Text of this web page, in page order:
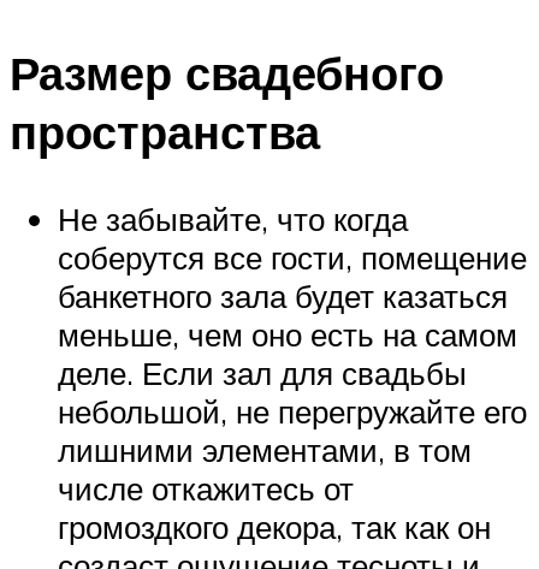
Размер свадебного
пространства
Не забывайте, что когда
соберутся все гости, помещение
банкетного зала будет казаться
меньше, чем оно есть на самом
деле. Если зал для свадьбы
небольшой, не перегружайте его
лишними элементами, в том
числе откажитесь от
громоздкого декора, так как он